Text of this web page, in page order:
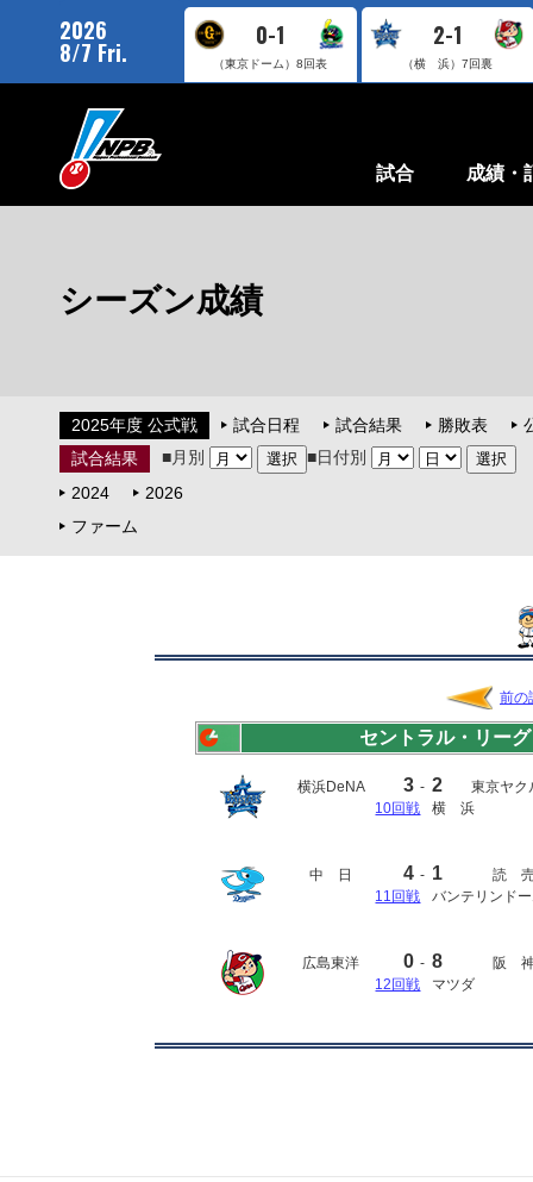
2026
8/7 Fri.
0-1
（東京ドーム）8回表
2-1
（横 浜）7回裏
試合 成績・
シーズン成績
2025年度 公式戦 試合日程 試合結果 勝敗表
試合結果
■月別
■日付別
2024
2026
ファーム
前の
セントラル・リーグ
横浜DeNA 3 - 2
東京ヤク
10回戦
横 浜
中 日 4 - 1
読
11回戦
バンテリンド
広島東洋 0 - 8
阪
12回戦
マツダ